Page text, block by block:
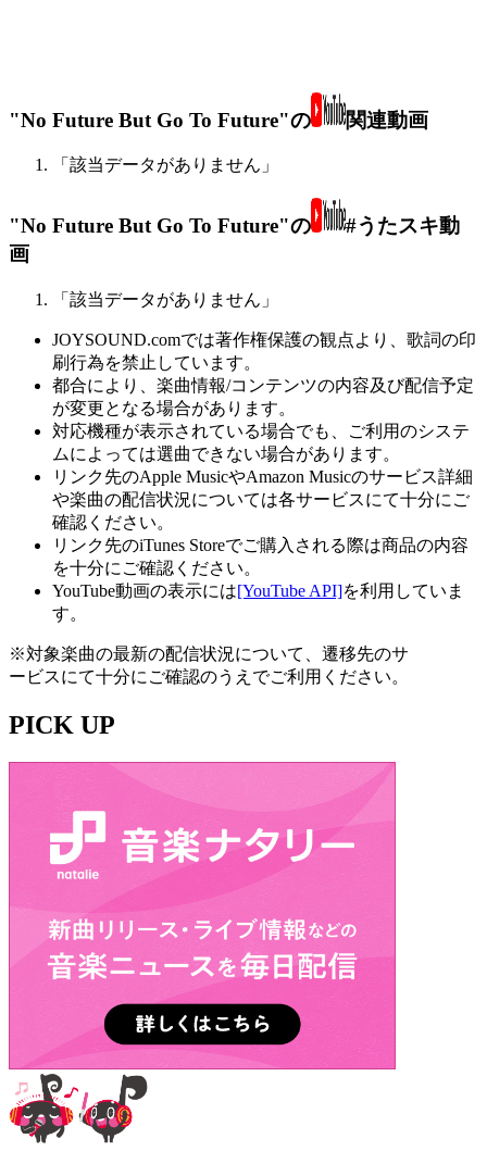
"No Future But Go To Future"の 関連動画
「該当データがありません」
"No Future But Go To Future"の
#うたスキ動
画
「該当データがありません」
JOYSOUND.comでは著作権保護の観点より、歌詞の印
刷行為を禁止しています。
都合により、楽曲情報/コンテンツの内容及び配信予定
が変更となる場合があります。
対応機種が表示されている場合でも、ご利用のシステ
ムによっては選曲できない場合があります。
リンク先のApple MusicやAmazon Musicのサービス詳細
や楽曲の配信状況については各サービスにて十分にご
確認ください。
リンク先のiTunes Storeでご購入される際は商品の内容
を十分にご確認ください。
YouTube動画の表示には[YouTube API]を利用していま
す。
※対象楽曲の最新の配信状況について、遷移先のサ
ービスにて十分にご確認のうえでご利用ください。
PICK UP